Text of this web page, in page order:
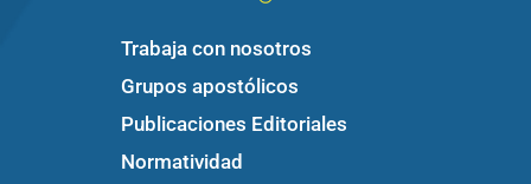
Trabaja con nosotros
Grupos apostólicos
Publicaciones Editoriales
Normatividad